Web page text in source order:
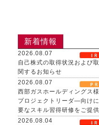
新着情報
2026.08.07
自己株式の取得状況および
関するお知らせ
2026.08.07
西部ガスホールディングス
プロジェクトリーダ―向け
要なスキル習得研修をご提供
2026.08.04